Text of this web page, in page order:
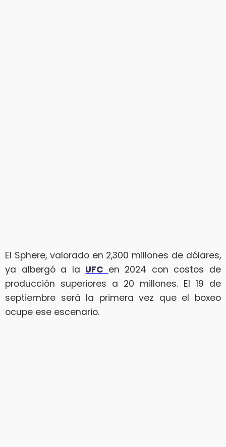
El Sphere, valorado en 2,300 millones de dólares,
ya albergó a la UFC en 2024 con costos de
producción superiores a 20 millones. El 19 de
septiembre será la primera vez que el boxeo
ocupe ese escenario.